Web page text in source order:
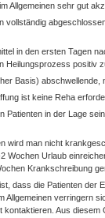
Allgemeinen sehr gut
vollständig
in den ersten Tagen
Heilungsprozess positiv
Basis) abschwellende,
ist keine Reha
Patienten in der Lage
wird man nicht
Wochen Urlaub
Krankschreibung
dass die Patienten der
Allgemeinen verringern
Aus